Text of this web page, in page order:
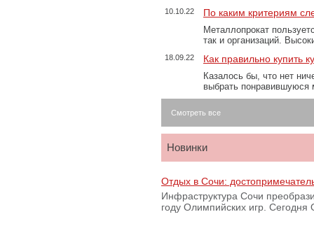
10.10.22 По каким критериям
Металлопрокат
так и организаций.
18.09.22 Как правильно купить
Казалось бы, что нет
выбрать
Смотреть все
Новинки
Отдых в Сочи:
Инфраструктура Сочи
году Олимпийских игр.